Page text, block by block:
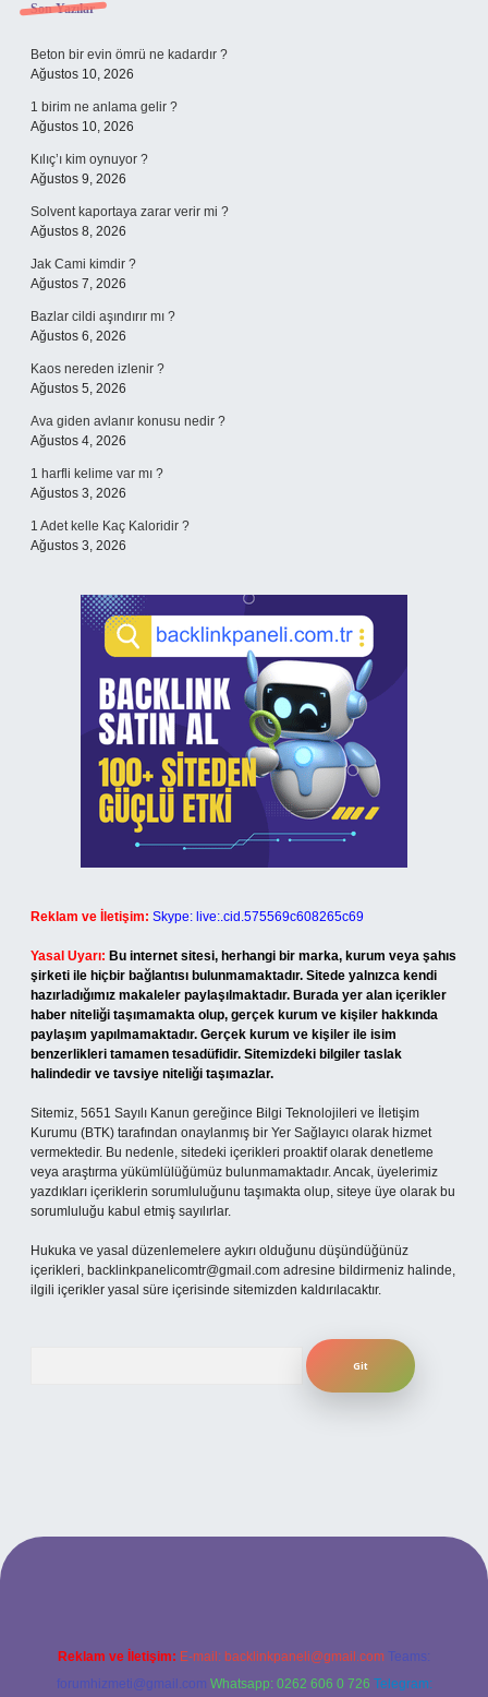
Sidebar
Son Yazılar
Beton bir evin ömrü ne kadardır ?
Ağustos 10, 2026
1 birim ne anlama gelir ?
Ağustos 10, 2026
Kılıç’ı kim oynuyor ?
Ağustos 9, 2026
Solvent kaportaya zarar verir mi ?
Ağustos 8, 2026
Jak Cami kimdir ?
Ağustos 7, 2026
Bazlar cildi aşındırır mı ?
Ağustos 6, 2026
Kaos nereden izlenir ?
Ağustos 5, 2026
Ava giden avlanır konusu nedir ?
Ağustos 4, 2026
1 harfli kelime var mı ?
Ağustos 3, 2026
1 Adet kelle Kaç Kaloridir ?
Ağustos 3, 2026
Reklam ve İletişim: Skype: live:.cid.575569c608265c69
Yasal Uyarı: Bu internet sitesi, herhangi bir marka, kurum veya şahıs
şirketi ile hiçbir bağlantısı bulunmamaktadır. Sitede yalnızca kendi
hazırladığımız makaleler paylaşılmaktadır. Burada yer alan içerikler
haber niteliği taşımamakta olup, gerçek kurum ve kişiler hakkında
paylaşım yapılmamaktadır. Gerçek kurum ve kişiler ile isim
benzerlikleri tamamen tesadüfidir. Sitemizdeki bilgiler taslak
halindedir ve tavsiye niteliği taşımazlar.
Sitemiz, 5651 Sayılı Kanun gereğince Bilgi Teknolojileri ve İletişim
Kurumu (BTK) tarafından onaylanmış bir Yer Sağlayıcı olarak hizmet
vermektedir. Bu nedenle, sitedeki içerikleri proaktif olarak denetleme
veya araştırma yükümlülüğümüz bulunmamaktadır. Ancak, üyelerimiz
yazdıkları içeriklerin sorumluluğunu taşımakta olup, siteye üye olarak bu
sorumluluğu kabul etmiş sayılırlar.
Hukuka ve yasal düzenlemelere aykırı olduğunu düşündüğünüz
içerikleri, backlinkpanelicomtr@gmail.com adresine bildirmeniz halinde,
ilgili içerikler yasal süre içerisinde sitemizden kaldırılacaktır.
yeni giriş adresi
Reklam ve İletişim: E-mail: backlinkpaneli@gmail.com Teams:
forumhizmeti@gmail.com Whatsapp: 0262 606 0 726 Telegram: